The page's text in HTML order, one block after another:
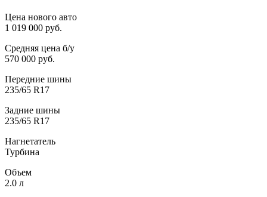
Цена нового авто
1 019 000 руб.
Средняя цена б/у
570 000 руб.
Передние шины
235/65 R17
Задние шины
235/65 R17
Нагнетатель
Турбина
Объем
2.0 л